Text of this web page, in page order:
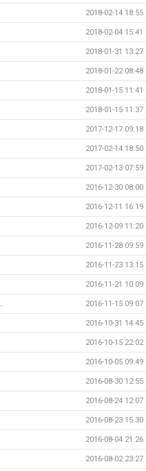
2018-02-14 18:55
2018-02-04 15:41
2018-01-31 13:27
2018-01-22 08:48
2018-01-15 11:41
2018-01-15 11:37
2017-12-17 09:18
2017-02-14 18:50
2017-02-13 07:59
2016-12-30 08:00
2016-12-11 16:19
2016-12-09 11:20
2016-11-28 09:59
2016-11-23 13:15
2016-11-21 10:09
2016-11-15 09:07
2016-10-31 14:45
2016-10-15 22:02
2016-10-05 09:49
2016-08-30 12:55
2016-08-24 12:07
2016-08-23 15:30
2016-08-04 21:26
2016-08-02 23:27